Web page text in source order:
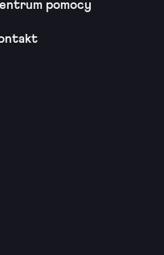
pomocy